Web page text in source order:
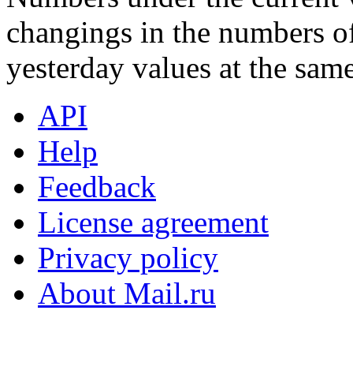
changings in the numbers
yesterday values at the
API
Help
Feedback
License agreement
Privacy policy
About Mail.ru